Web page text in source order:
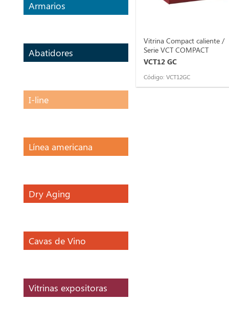
Armarios
Abatidores
I-line
Línea americana
Dry Aging
Cavas de Vino
Vitrinas expositoras
Vitrina Compact caliente /
Serie VCT COMPACT
VCT12 GC
Código: VCT12GC